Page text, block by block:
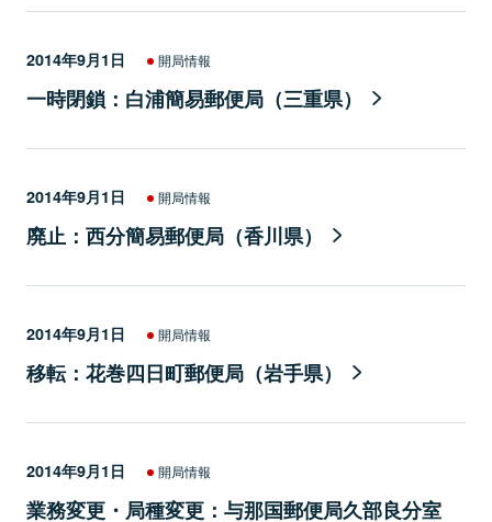
2014年9月1日 開局情報
一時閉鎖：白浦簡易郵便局（三重県）
2014年9月1日 開局情報
廃止：西分簡易郵便局（香川県）
2014年9月1日 開局情報
移転：花巻四日町郵便局（岩手県）
2014年9月1日 開局情報
業務変更・局種変更：与那国郵便局久部良分室